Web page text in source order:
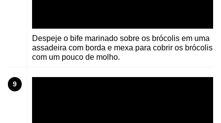
Despeje o bife marinado sobre os brócolis em uma
assadeira com borda e mexa para cobrir os brócolis
com um pouco de molho.
9